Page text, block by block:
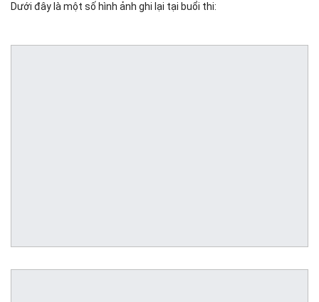
Dưới đây là một số hình ảnh ghi lại tại buổi thi: